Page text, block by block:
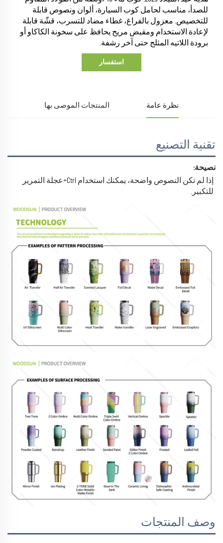
للصدأ، مناسب لحامل كوب السيارة، ألوان ونصوص قابلة
للتخصيص. معزول بالفراغ، غطاء مضاد للتسرب، قشّة قابلة
لإعادة الاستخدام ومقبض مريح يحافظ على سخونة الكاكاو أو
برودة اللاتيه المثلج حتى آخر رشفة.
استفسار
نظرة عامة المنتجات الموصى بها
تقنية التصنيع
نصيحة:
للتكبير.
وصف المنتجات